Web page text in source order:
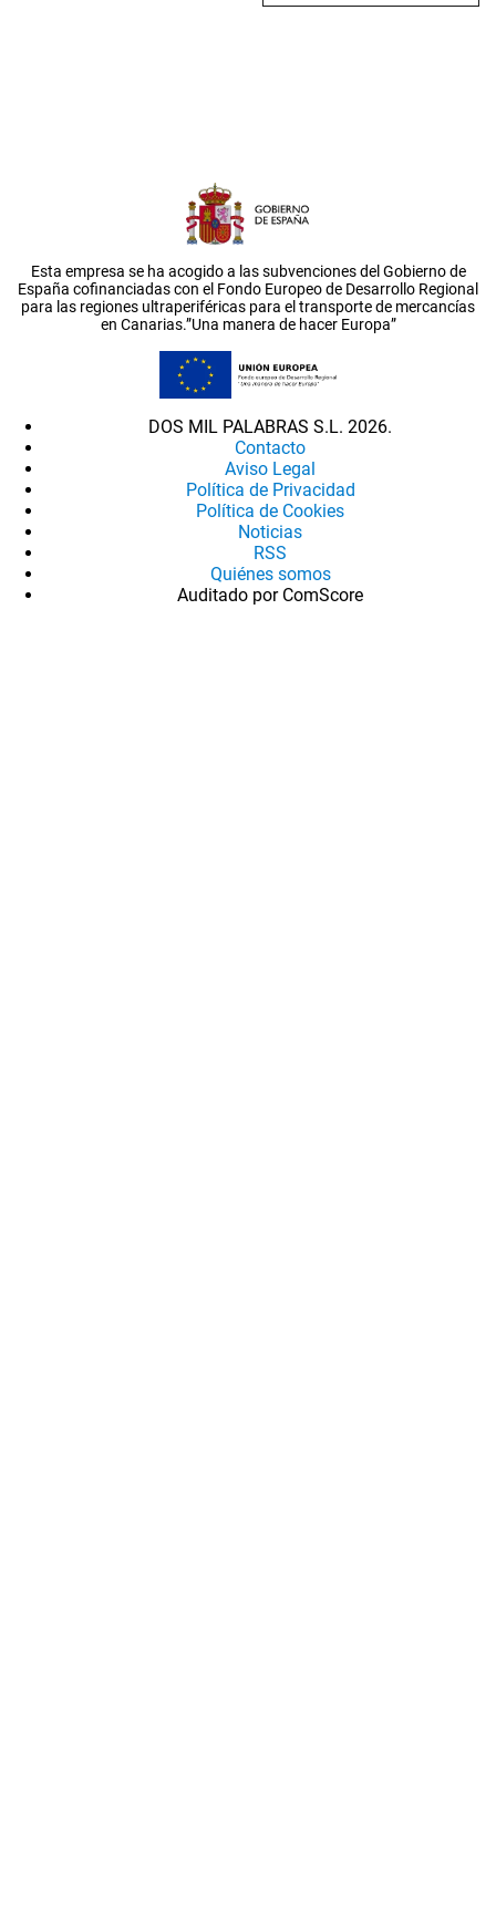
Esta empresa se ha acogido a las subvenciones del Gobierno de
España cofinanciadas con el Fondo Europeo de Desarrollo Regional
para las regiones ultraperiféricas para el transporte de mercancías
en Canarias.”Una manera de hacer Europa”
DOS MIL PALABRAS S.L. 2026.
Contacto
Aviso Legal
Política de Privacidad
Política de Cookies
Noticias
RSS
Quiénes somos
Auditado por ComScore